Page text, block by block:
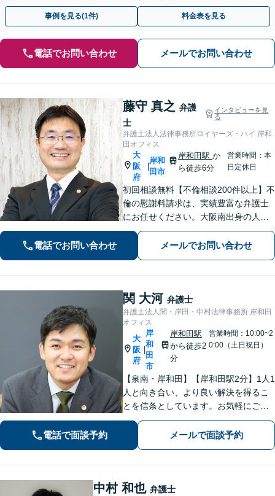
事例を見る(1件) 料金表を見る
電話でお問い合わせ メールでお問い合わせ
藤守 真之 弁護
士
インタビューを見
る
弁護士法人法律事務所ロイヤーズ・ハイ 岸和
田オフィス
大
阪
府
岸和
田市
岸和田駅か
ら徒歩6分
営業時間：本
日定休日
初回相談無料【不倫相談200件以上】不
倫の慰謝料請求は、実績豊富な弁護士
にお任せください。大阪南出身の人情
派弁護士が対応【交通事故も強い】交
通事故に遭われてお困りの方はお気軽
にお電話ください【当日／夜間／休日
電話でお問い合わせ メールでお問い合わせ
関 大河 弁護士
弁護士法人関・岸田・中村法律事務所 岸和田
オフィス
大
阪
府
岸
和
田
市
岸和田駅
から徒歩2
分
営業時間：10:00~2
0:00（土日祝日）
【泉南・岸和田】【岸和田駅2分】1人1
人と向き合い、より良い解決を得るこ
とを信条としています。お気軽にご相
談下さい。
電話で面談予約 メールで面談予約
中村 和也 弁護士